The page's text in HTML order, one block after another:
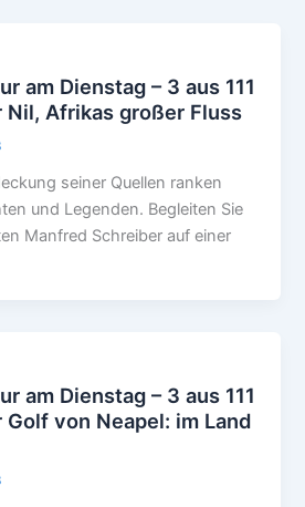
am Dienstag – 3 aus 111
Nil, Afrikas großer Fluss
seiner Quellen ranken
und Legenden. Begleiten Sie
Manfred Schreiber auf einer
am Dienstag – 3 aus 111
Golf von Neapel: im Land